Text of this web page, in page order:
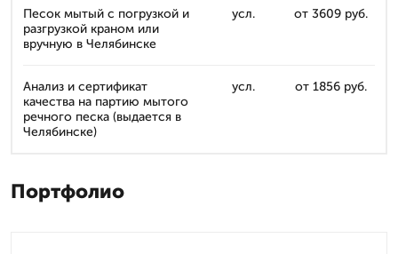
Песок мытый с погрузкой и
разгрузкой краном или
вручную в Челябинске
усл. от 3609 руб.
Анализ и сертификат
качества на партию мытого
речного песка (выдается в
Челябинске)
усл. от 1856 руб.
Портфолио